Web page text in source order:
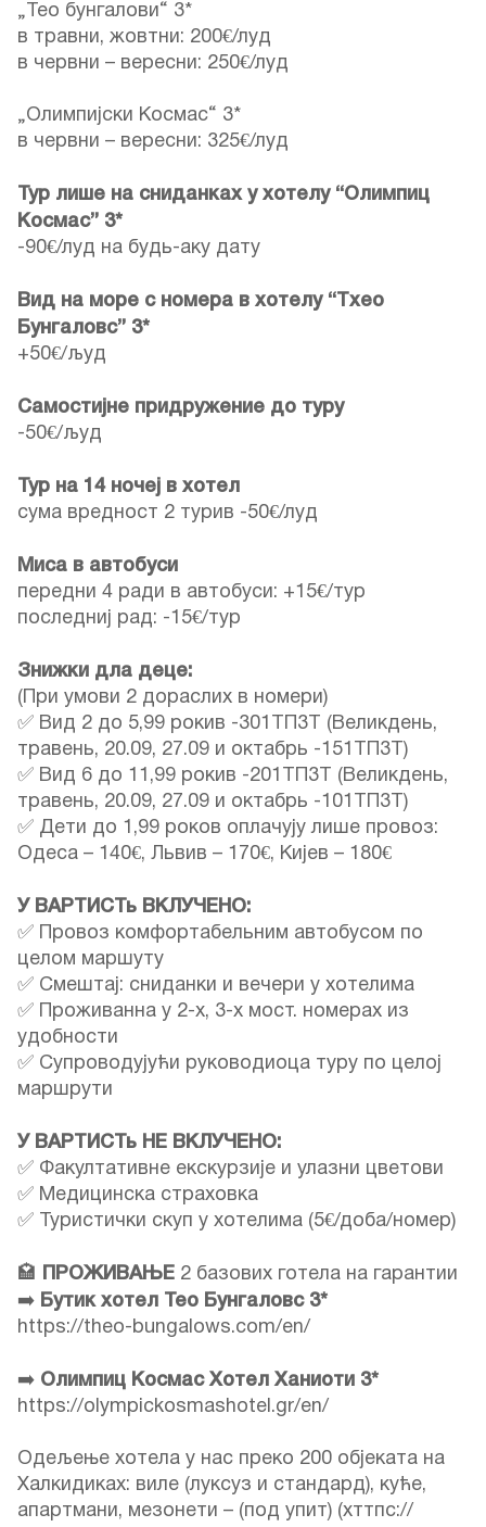
„Тео бунгалови“ 3*
в травни, жовтни: 200€/луд
в червни – вересни: 250€/луд
„Олимпијски Космас“ 3*
в червни – вересни: 325€/луд
Тур лише на сниданках у хотелу “Олимпиц
Космас” 3*
-90€/луд на будь-аку дату
Вид на море с номера в хотелу “Тхео
Бунгаловс” 3*
+50€/људ
Самостијне придружение до туру
-50€/људ
Тур на 14 ночеј в хотел
сума вредност 2 турив -50€/луд
Миса в автобуси
передни 4 ради в автобуси: +15€/тур
последниј рад: -15€/тур
Знижки дла деце:
(При умови 2 дораслих в номери)
✅ Вид 2 до 5,99 рокив -301ТП3Т (Великдень,
травень, 20.09, 27.09 и октабрь -151ТП3Т)
✅ Вид 6 до 11,99 рокив -201ТП3Т (Великдень,
травень, 20.09, 27.09 и октабрь -101ТП3Т)
✅ Дети до 1,99 роков оплачују лише провоз:
Одеса – 140€, Львив – 170€, Кијев – 180€
У ВАРТИСТь ВКЛУЧЕНО:
✅ Провоз комфортабельним автобусом по
целом маршуту
✅ Смештај: сниданки и вечери у хотелима
✅ Проживанна у 2-х, 3-х мост. номерах из
удобности
✅ Супроводујући руководиоца туру по целој
маршрути
У ВАРТИСТь НЕ ВКЛУЧЕНО:
✅ Факултативне екскурзије и улазни цветови
✅ Медицинска страховка
✅ Туристички скуп у хотелима (5€/доба/номер)
🏩 ПРОЖИВАЊЕ 2 базових готела на гарантии
➡️ Бутик хотел Тео Бунгаловс 3*
https://theo-bungalows.com/en/
➡️ Олимпиц Космас Хотел Ханиоти 3*
https://olympickosmashotel.gr/en/
Одељење хотела у нас преко 200 објеката на
Халкидиках: виле (луксуз и стандард), куће,
апартмани, мезонети – (под упит) (хттпс://